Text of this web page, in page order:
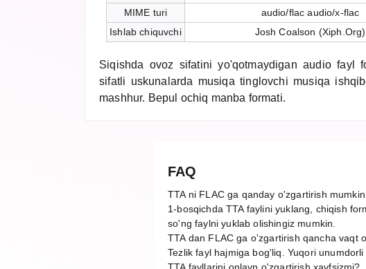
MIME turi
audio/flac audio/x-flac
Ishlab chiquvchi
Josh Coalson (Xiph.Org)
Siqishda ovoz sifatini yo'qotmaydigan audio fayl
sifatli uskunalarda musiqa tinglovchi musiqa
mashhur. Bepul ochiq manba formati.
FAQ
TTA ni FLAC ga qanday o'zgartirish
1-bosqichda TTA faylini yuklang, chiqish
so'ng faylni yuklab olishingiz mumkin.
TTA dan FLAC ga o'zgartirish qancha vaqt
Tezlik fayl hajmiga bog'liq. Yuqori